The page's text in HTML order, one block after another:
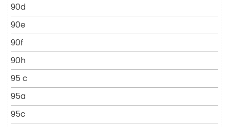
90d
90e
90f
90h
95 c
95a
95c